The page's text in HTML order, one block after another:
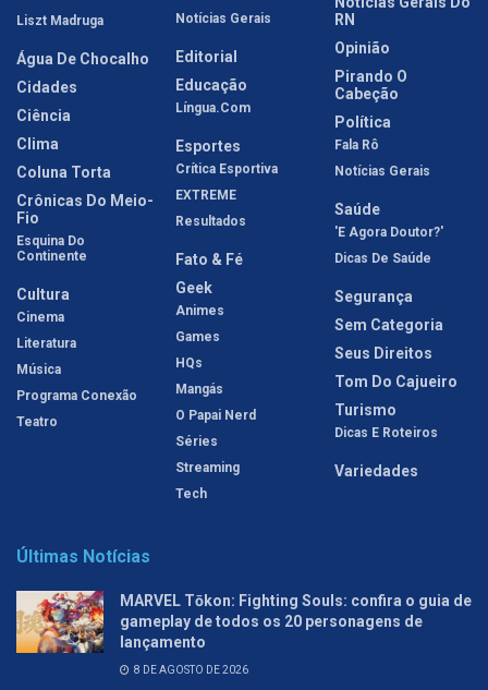
Liszt Madruga
Água De Chocalho
Cidades
Ciência
Clima
Coluna Torta
Crônicas Do Meio-
Fio
Esquina Do
Continente
Cultura
Cinema
Literatura
Música
Programa Conexão
Teatro
Notícias Gerais
Editorial
Educação
Língua.com
Esportes
Crítica Esportiva
EXTREME
Resultados
Fato & Fé
Geek
Animes
Games
HQs
Mangás
O Papai Nerd
Séries
Streaming
Tech
RN
Opinião
Pirando O
Cabeção
Política
Fala Rô
Notícias Gerais
Saúde
'E Agora Doutor?'
Dicas De Saúde
Segurança
Sem Categoria
Seus Direitos
Tom Do Cajueiro
Turismo
Dicas E Roteiros
Variedades
Últimas Notícias
MARVEL Tōkon: Fighting Souls: confira o guia de
gameplay de todos os 20 personagens de
lançamento
8 DE AGOSTO DE 2026